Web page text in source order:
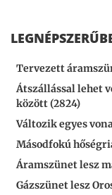
Tervezett
Átszállással lehet
között (2824)
Változik egyes
Másodfokú
Áramszünet lesz
Gázszünet lesz